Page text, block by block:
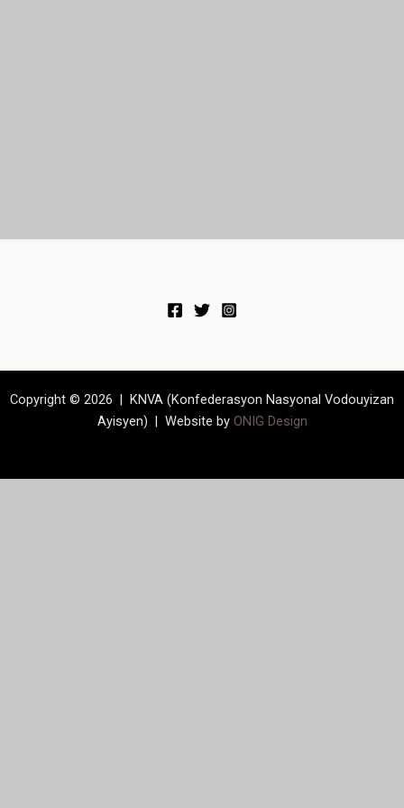
Copyright © 2026 | KNVA (Konfederasyon Nasyonal Vodouyizan
Ayisyen) | Website by ONIG Design